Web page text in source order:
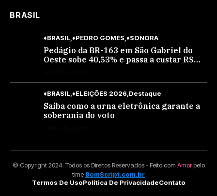
BRASIL
♦BRASIL ♦PEDRO GOMES ♦SONORA
Pedágio da BR-163 em São Gabriel do
Oeste sobe 40,53% e passa a custar R$
♦BRASIL ♦ELEIÇÕES 2026 Destaque
Saiba como a urna eletrônica garante a
soberania do voto
© Copyright 2024. Todos os Direitos Reservados - Feito com Amorpelo
time BomScript.com.br
Termos De UsoPolítica De PrivacidadeContato